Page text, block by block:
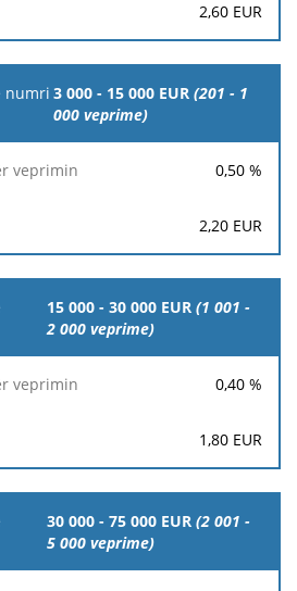
2,60 EUR
3 000 - 15 000 EUR(201 - 1
000 veprime)
0,50 %
2,20 EUR
15 000 - 30 000 EUR (1 001 -
2 000 veprime)
0,40 %
1,80 EUR
30 000 - 75 000 EUR (2 001 -
5 000 veprime)